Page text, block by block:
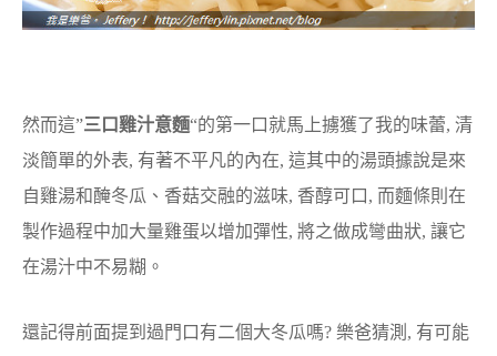
然而這”三口雞汁意麵“的第一口就馬上擄獲了我的味蕾, 清
淡簡單的外表, 有著不平凡的內在, 這其中的湯頭據說是來
自雞湯和醃冬瓜、香菇交融的滋味, 香醇可口, 而麵條則在
製作過程中加大量雞蛋以增加彈性, 將之做成彎曲狀, 讓它
在湯汁中不易糊。
還記得前面提到過門口有二個大冬瓜嗎? 樂爸猜測, 有可能